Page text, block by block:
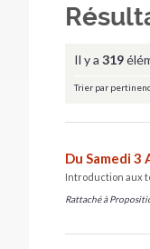
Il y a 319
Trier par
Du Samedi 3
Introduction aux
Rattaché à